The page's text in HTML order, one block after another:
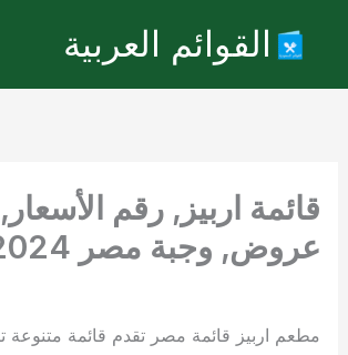
القوائم العربية
قائمة اربيز, رقم
عروض, وجبة مصر 2024
مطعم اربيز قائمة مصر تقدم قائمة متنوعة